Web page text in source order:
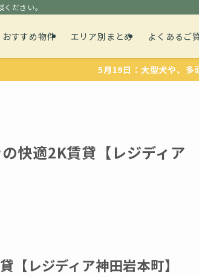
ださい。
すすめ物件 エリア別まとめ よくあるご
5月19日：大型犬や、多頭飼育可能な
快適2K賃貸【レジディア
レジディア神田岩本町】